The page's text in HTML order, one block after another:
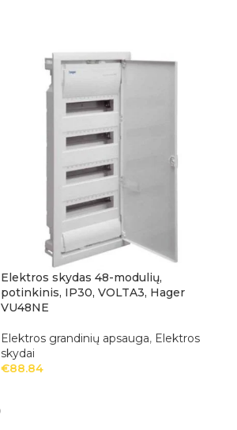
Elektros skydas 48-modulių,
potinkinis, IP30, VOLTA3, Hager
VU48NE
Elektros grandinių apsauga, Elektros
skydai
€88.84